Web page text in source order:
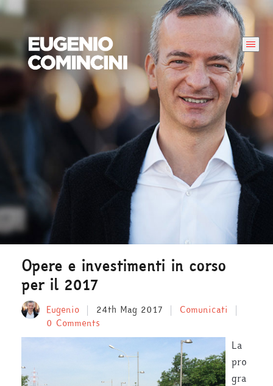
Opere e investimenti in corso
per il 2017
Eugenio 24th Mag 2017
Comunicati
0 Comments
La
pro
gra